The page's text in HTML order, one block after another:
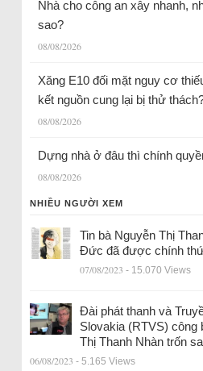
Nhà cho công an xây nhanh,
sao?
08/08/2026
Xăng E10 đối mặt nguy cơ
kết nguồn cung lại bị thử
08/08/2026
Dựng nhà ở đâu thì chính
08/08/2026
NHIỀU NGƯỜI XEM
Tin bà Nguyễn Thị
Đức đã được chính
07/08/2023 - 15.070 Views
Đài phát thanh và
Slovakia (RTVS) công
Thị Thanh Nhàn trốn
06/08/2023 - 5.165 Views